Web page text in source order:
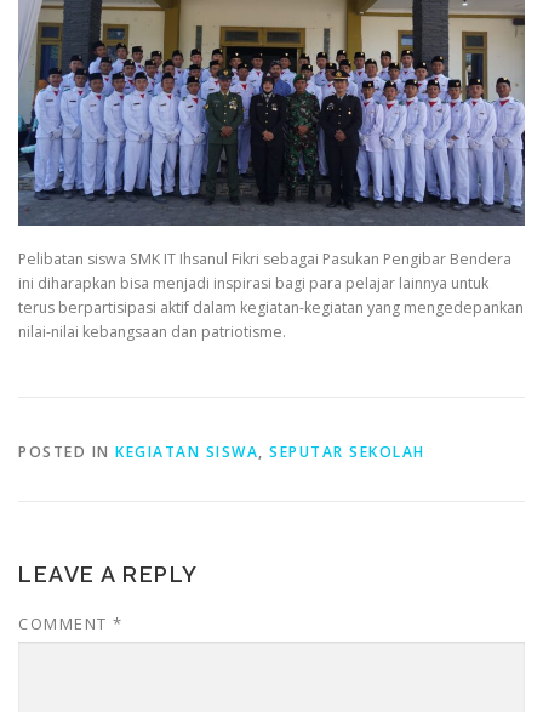
Pelibatan siswa SMK IT Ihsanul Fikri sebagai Pasukan Pengibar Bendera
ini diharapkan bisa menjadi inspirasi bagi para pelajar lainnya untuk
terus berpartisipasi aktif dalam kegiatan-kegiatan yang mengedepankan
nilai-nilai kebangsaan dan patriotisme.
POSTED IN KEGIATAN SISWA, SEPUTAR SEKOLAH
LEAVE A REPLY
COMMENT *